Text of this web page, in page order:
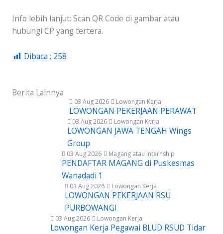
Info lebih lanjut: Scan QR Code di gambar atau
hubungi CP yang tertera.
Dibaca : 258
Berita Lainnya
03 Aug 2026 Lowongan Kerja
LOWONGAN PEKERJAAN PERAWAT
03 Aug 2026 Lowongan Kerja
LOWONGAN JAWA TENGAH Wings
Group
03 Aug 2026 Magang atau Internship
PENDAFTAR MAGANG di Puskesmas
Wanadadi 1
03 Aug 2026 Lowongan Kerja
LOWONGAN PEKERJAAN RSU
PURBOWANGI
03 Aug 2026 Lowongan Kerja
Lowongan Kerja Pegawai BLUD RSUD Tidar